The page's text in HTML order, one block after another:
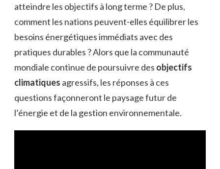
atteindre les objectifs à long terme ? De plus,
comment les nations peuvent-elles équilibrer les
besoins énergétiques immédiats avec des
pratiques durables ? Alors que la communauté
mondiale continue de poursuivre des objectifs
climatiques agressifs, les réponses à ces
questions façonneront le paysage futur de
l’énergie et de la gestion environnementale.